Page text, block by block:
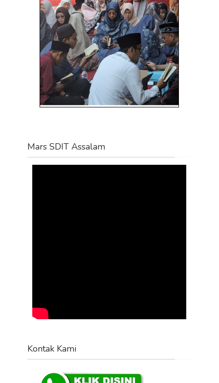
Mars SDIT Assalam
Kontak Kami